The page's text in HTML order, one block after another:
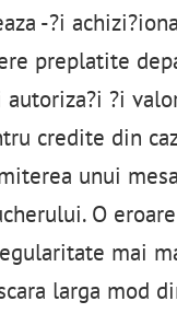
-?i
preplatite
autoriza?i ?i
credite din
unui
O
mai
larga mod